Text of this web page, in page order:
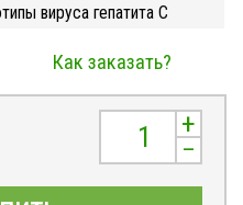
вируса гепатита С
Как заказать?
+
–